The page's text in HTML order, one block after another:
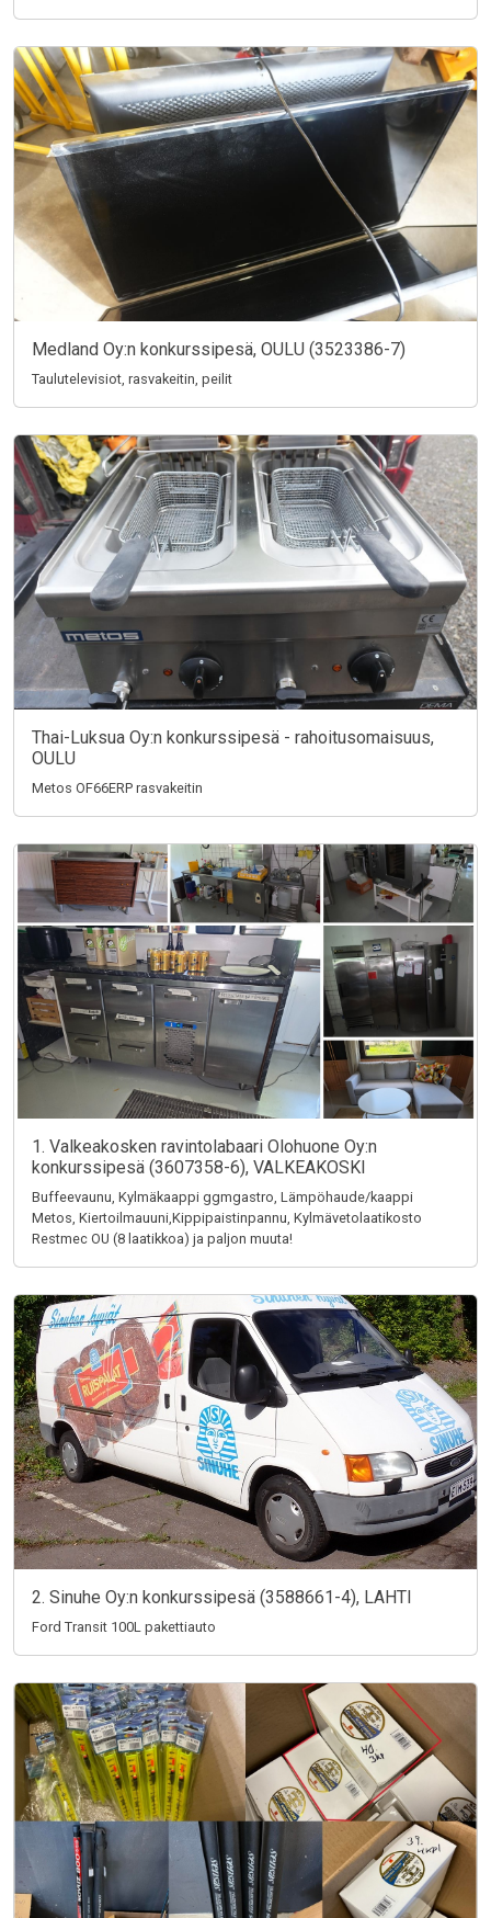
Medland Oy:n konkurssipesä, OULU (3523386-7)
Taulutelevisiot, rasvakeitin, peilit
Thai-Luksua Oy:n konkurssipesä - rahoitusomaisuus,
OULU
Metos OF66ERP rasvakeitin
1. Valkeakosken ravintolabaari Olohuone Oy:n
konkurssipesä (3607358-6), VALKEAKOSKI
Buffeevaunu, Kylmäkaappi ggmgastro, Lämpöhaude/kaappi
Metos, Kiertoilmauuni,Kippipaistinpannu, Kylmävetolaatikosto
Restmec OU (8 laatikkoa) ja paljon muuta!
2. Sinuhe Oy:n konkurssipesä (3588661-4), LAHTI
Ford Transit 100L pakettiauto